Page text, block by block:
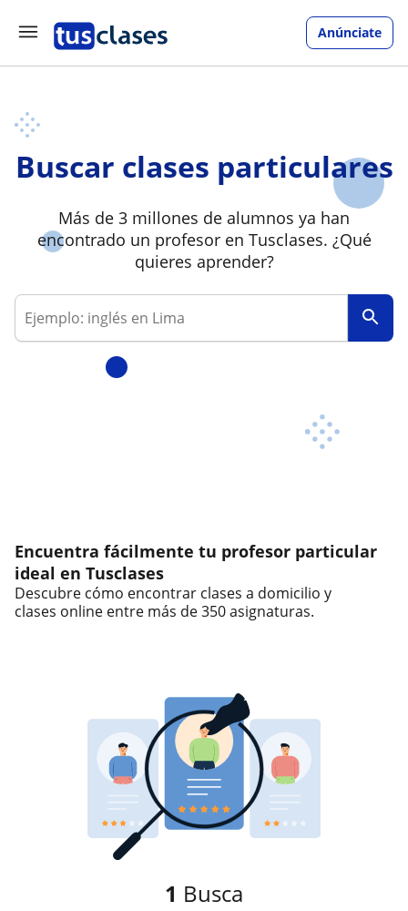
Anúnciate
Buscar clases particulares
Más de 3 millones de alumnos ya han
encontrado un profesor en Tusclases. ¿Qué
quieres aprender?
Encuentra fácilmente tu profesor particular
ideal en Tusclases
Descubre cómo encontrar clases a domicilio y
clases online entre más de 350 asignaturas.
1 Busca